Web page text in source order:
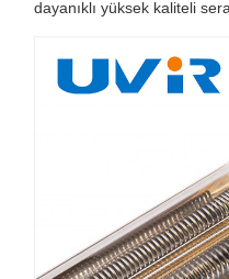
dayanıklı yüksek kaliteli